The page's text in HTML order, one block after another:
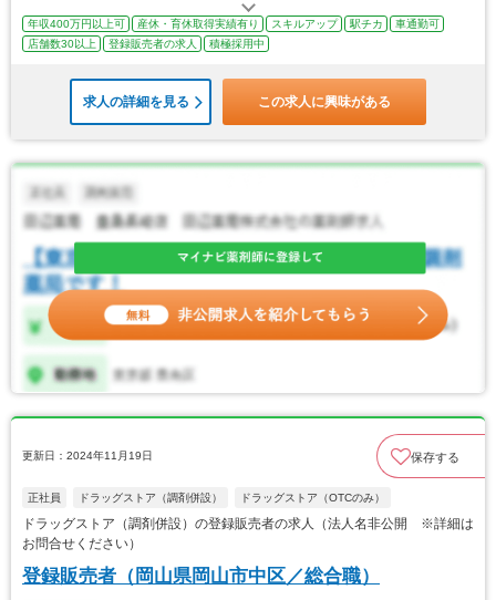
年収400万円以上可 産休・育休取得実績有り スキルアップ 駅チカ
車通勤可
店舗数30以上
登録販売者の求人 積極採用中
求人の詳細を見る この求人に興味がある
更新日：2024年11月19日 保存する
正社員 ドラッグストア（調剤併設） ドラッグストア（OTCのみ）
ドラッグストア（調剤併設）の登録販売者の求人（法人名非公開 ※詳細は
お問合せください）
登録販売者（岡山県岡山市中区／総合職）